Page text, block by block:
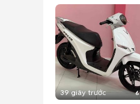
39 giây trước 6